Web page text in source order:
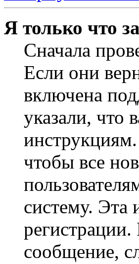
Я только что
Сначала
Если они
включена
указали, что
чтобы все
систему. Эта
сообщение,